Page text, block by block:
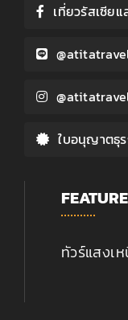
เที่ยวรัสเซียแ
ใบอนุญาตธุร
ทัวร์แสงเห